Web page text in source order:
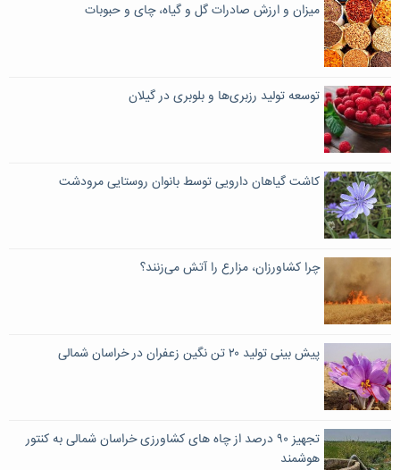
میزان و ارزش صادرات گل و گیاه، چای و حبوبات
توسعه تولید رزبری‌ها و بلوبری در گیلان
کاشت گیاهان دارویی توسط بانوان روستایی مرودشت
چرا کشاورزان، مزارع را آتش می‌زنند؟
پیش بینی تولید ۲۰ تن نگین زعفران در خراسان شمالی
تجهیز ۹۰ درصد از چاه های کشاورزی خراسان شمالی به کنتور
هوشمند